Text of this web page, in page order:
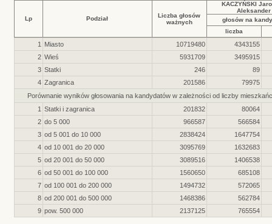
Lp Podział
Liczba głosów
ważnych
KACZYŃSKI
Aleksander
głosów na
liczba
1 Miasto 10719480
4343155
2 Wieś 5931709
3495915
3 Statki 246
89
4 Zagranica 201586
79975
Porównanie wyników głosowania na kandydatów w zależności od liczby
1 Statki i zagranica 201832
80064
2 do 5 000 966587
566584
3 od 5 001 do 10 000 2838424
1647754
4 od 10 001 do 20 000 3095769
1632683
5 od 20 001 do 50 000 3089516
1406538
6 od 50 001 do 100 000 1560650
685108
7 od 100 001 do 200 000 1494732
572065
8 od 200 001 do 500 000 1468386
562784
9 pow. 500 000 2137125 765554